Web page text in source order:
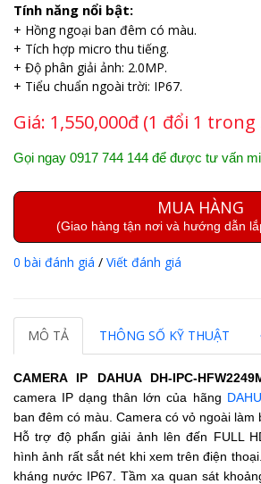
Tính năng nổi bật:
+ Hồng ngoại ban đêm có màu.
+ Tích hợp micro thu tiếng.
+ Độ phân giải ảnh: 2.0MP.
+ Tiểu chuẩn ngoài trời: IP67.
Giá: 1,550,000đ (1 đổi 1 trong
Gọi ngay 0917 744 144 để được tư vấn
MUA HÀNG
(Giao hàng tận nơi và hướng dẫn
0 bài đánh giá / Viết đánh giá
MÔ TẢ THÔNG SỐ KỸ THUẬT
CAMERA IP DAHUA DH-IPC-
camera IP dạng thân lớn của hãng
ban đêm có màu. Camera có vỏ ngoài làm
Hỗ trợ độ phẩn giải ảnh lên đến FULL
hình ảnh rất sắt nét khi xem trên điện thoại.
kháng nước IP67. Tầm xa quan sát